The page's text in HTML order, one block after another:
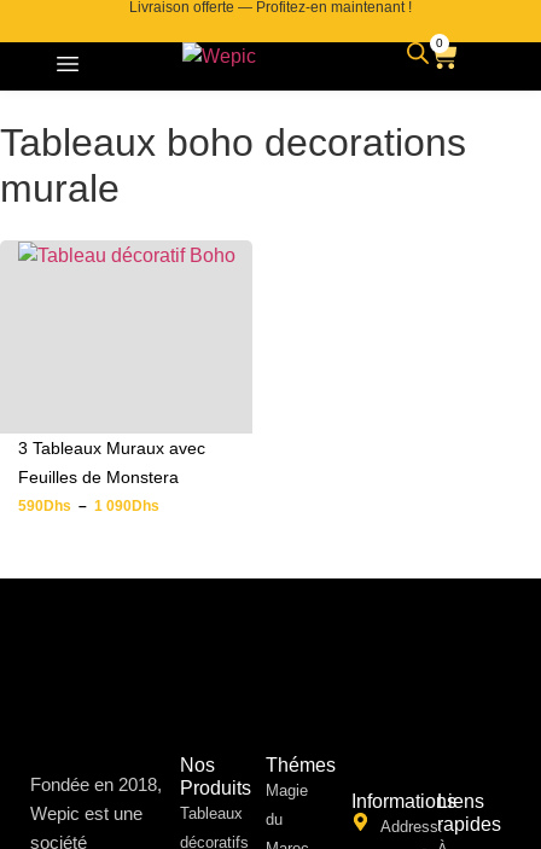
Livraison offerte — Profitez-en maintenant !
0
Tableaux boho decorations
murale
3 Tableaux Muraux avec
Feuilles de Monstera
590Dhs – 1 090Dhs
Fondée en 2018,
Wepic est une
société
Nos
Produits
Tableaux
décoratifs
Thémes
Magie
du
Informations
Address:
Liens
rapides